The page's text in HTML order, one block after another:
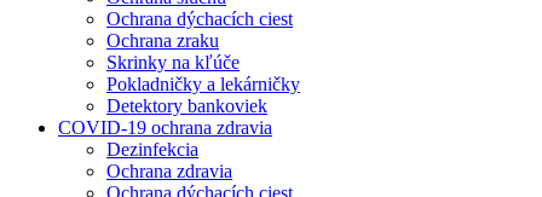
Ochrana dýchacích ciest
Ochrana zraku
Skrinky na kľúče
Pokladničky a lekárničky
Detektory bankoviek
COVID-19 ochrana zdravia
Dezinfekcia
Ochrana zdravia
Ochrana dýchacích ciest